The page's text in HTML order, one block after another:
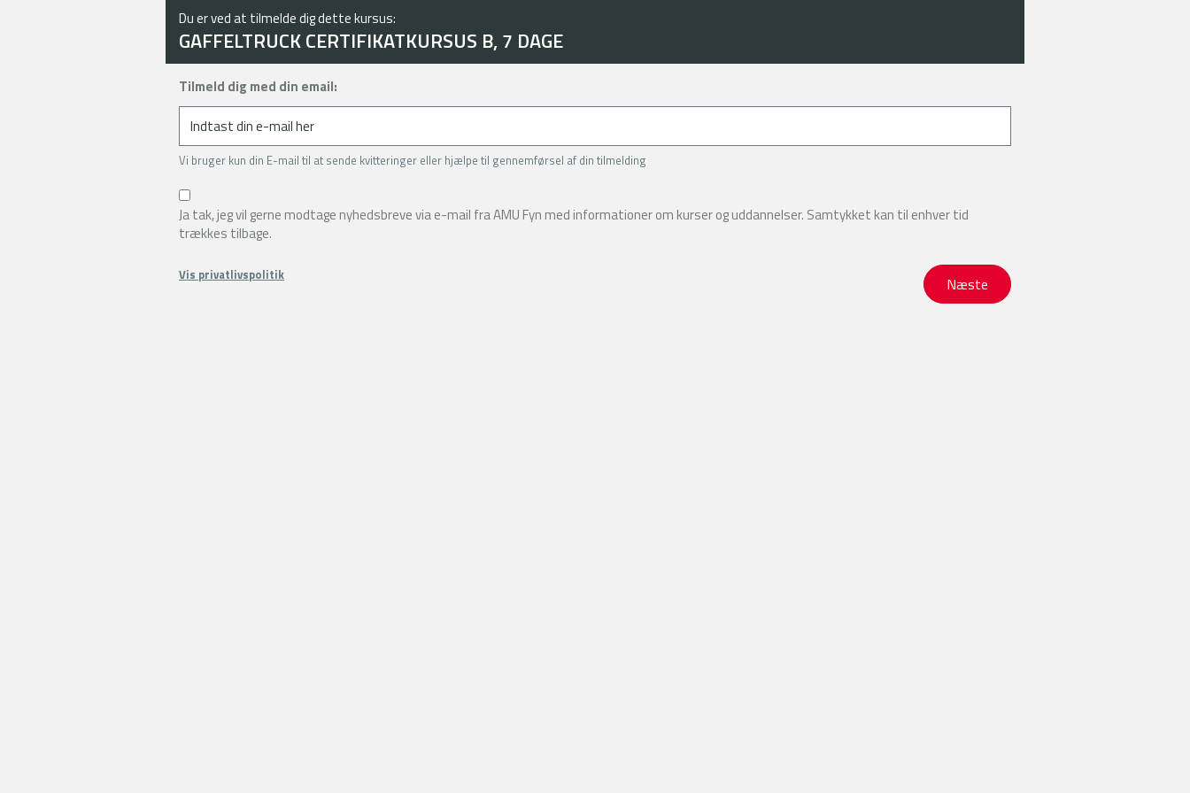
Du er ved at tilmelde dig dette kursus:
GAFFELTRUCK CERTIFIKATKURSUS B, 7 DAGE
Tilmeld dig med din email:
Vi bruger kun din E-mail til at sende kvitteringer eller hjælpe til gennemførsel af din tilmelding
Ja tak, jeg vil gerne modtage nyhedsbreve via e-mail fra AMU Fyn med informationer om kurser og uddannelser. Samtykket kan til enhver tid
trækkes tilbage.
Vis privatlivspolitik